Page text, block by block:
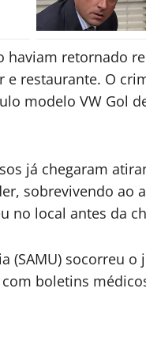
retornado
restaurante. O
modelo VW Gol
já chegaram
sobrevivendo ao
no local antes da
(SAMU) socorreu
boletins